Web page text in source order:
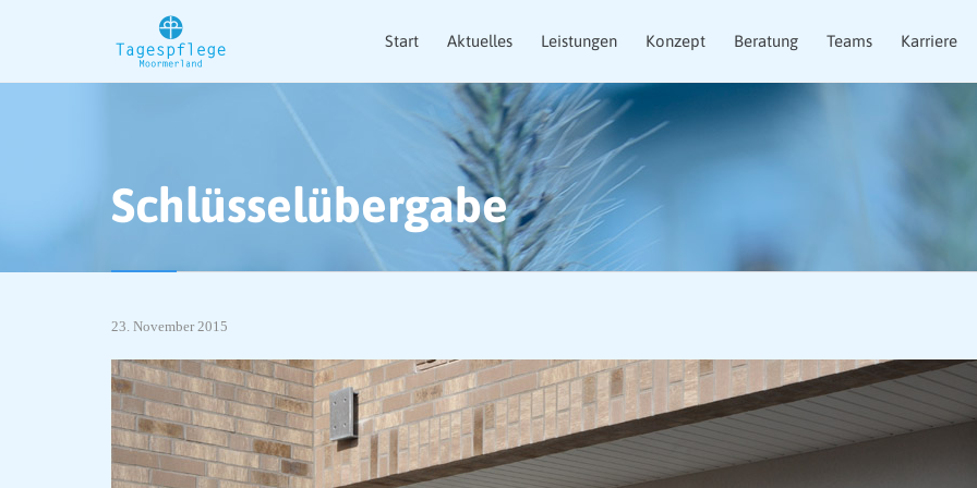
Start Aktuelles Leistungen Konzept Beratung Teams Karriere
Schlüsselübergabe
23. November 2015